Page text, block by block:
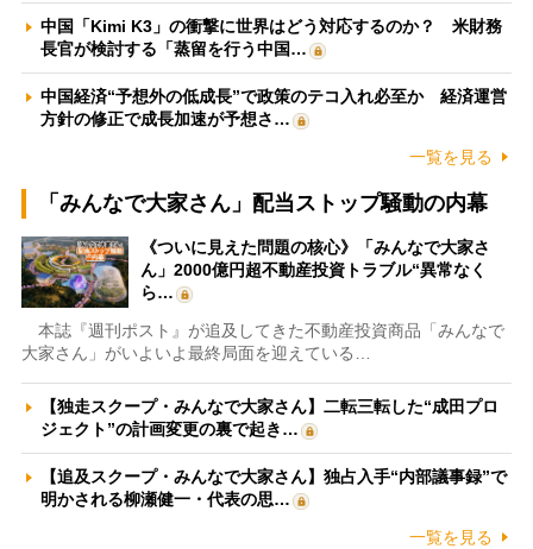
中国「Kimi K3」の衝撃に世界はどう対応するのか？ 米財務
長官が検討する「蒸留を行う中国…
中国経済“予想外の低成長”で政策のテコ入れ必至か 経済運営
方針の修正で成長加速が予想さ…
一覧を見る
「みんなで大家さん」配当ストップ騒動の内幕
《ついに見えた問題の核心》「みんなで大家さ
ん」2000億円超不動産投資トラブル“異常なく
ら…
本誌『週刊ポスト』が追及してきた不動産投資商品「みんなで
大家さん」がいよいよ最終局面を迎えている…
【独走スクープ・みんなで大家さん】二転三転した“成田プロ
ジェクト”の計画変更の裏で起き…
【追及スクープ・みんなで大家さん】独占入手“内部議事録”で
明かされる柳瀬健一・代表の思…
一覧を見る